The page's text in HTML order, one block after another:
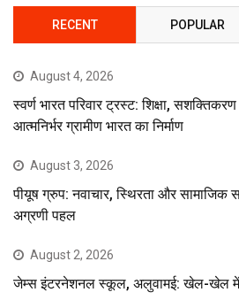
RECENT POPULAR
August 4, 2026
स्वर्ण भारत परिवार ट्रस्ट: शिक्षा,
आत्मनिर्भर ग्रामीण भारत का निर्माण
August 3, 2026
पीयूष ग्रुप: नवाचार, स्थिरता और सामाजिक
अग्रणी पहल
August 2, 2026
जेम्स इंटरनेशनल स्कूल, अलुवामई: खेल-खेल में